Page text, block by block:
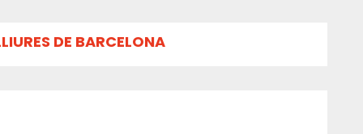
DE BARCELONA